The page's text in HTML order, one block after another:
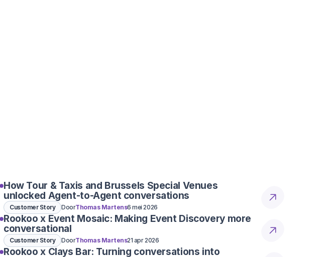
How Tour & Taxis and Brussels Special Venues
unlocked Agent-to-Agent conversations
Customer Story DoorThomas Martens6 mei 2026
Rookoo x Event Mosaic: Making Event Discovery more
conversational
Customer Story DoorThomas Martens21 apr 2026
Rookoo x Clays Bar: Turning conversations into